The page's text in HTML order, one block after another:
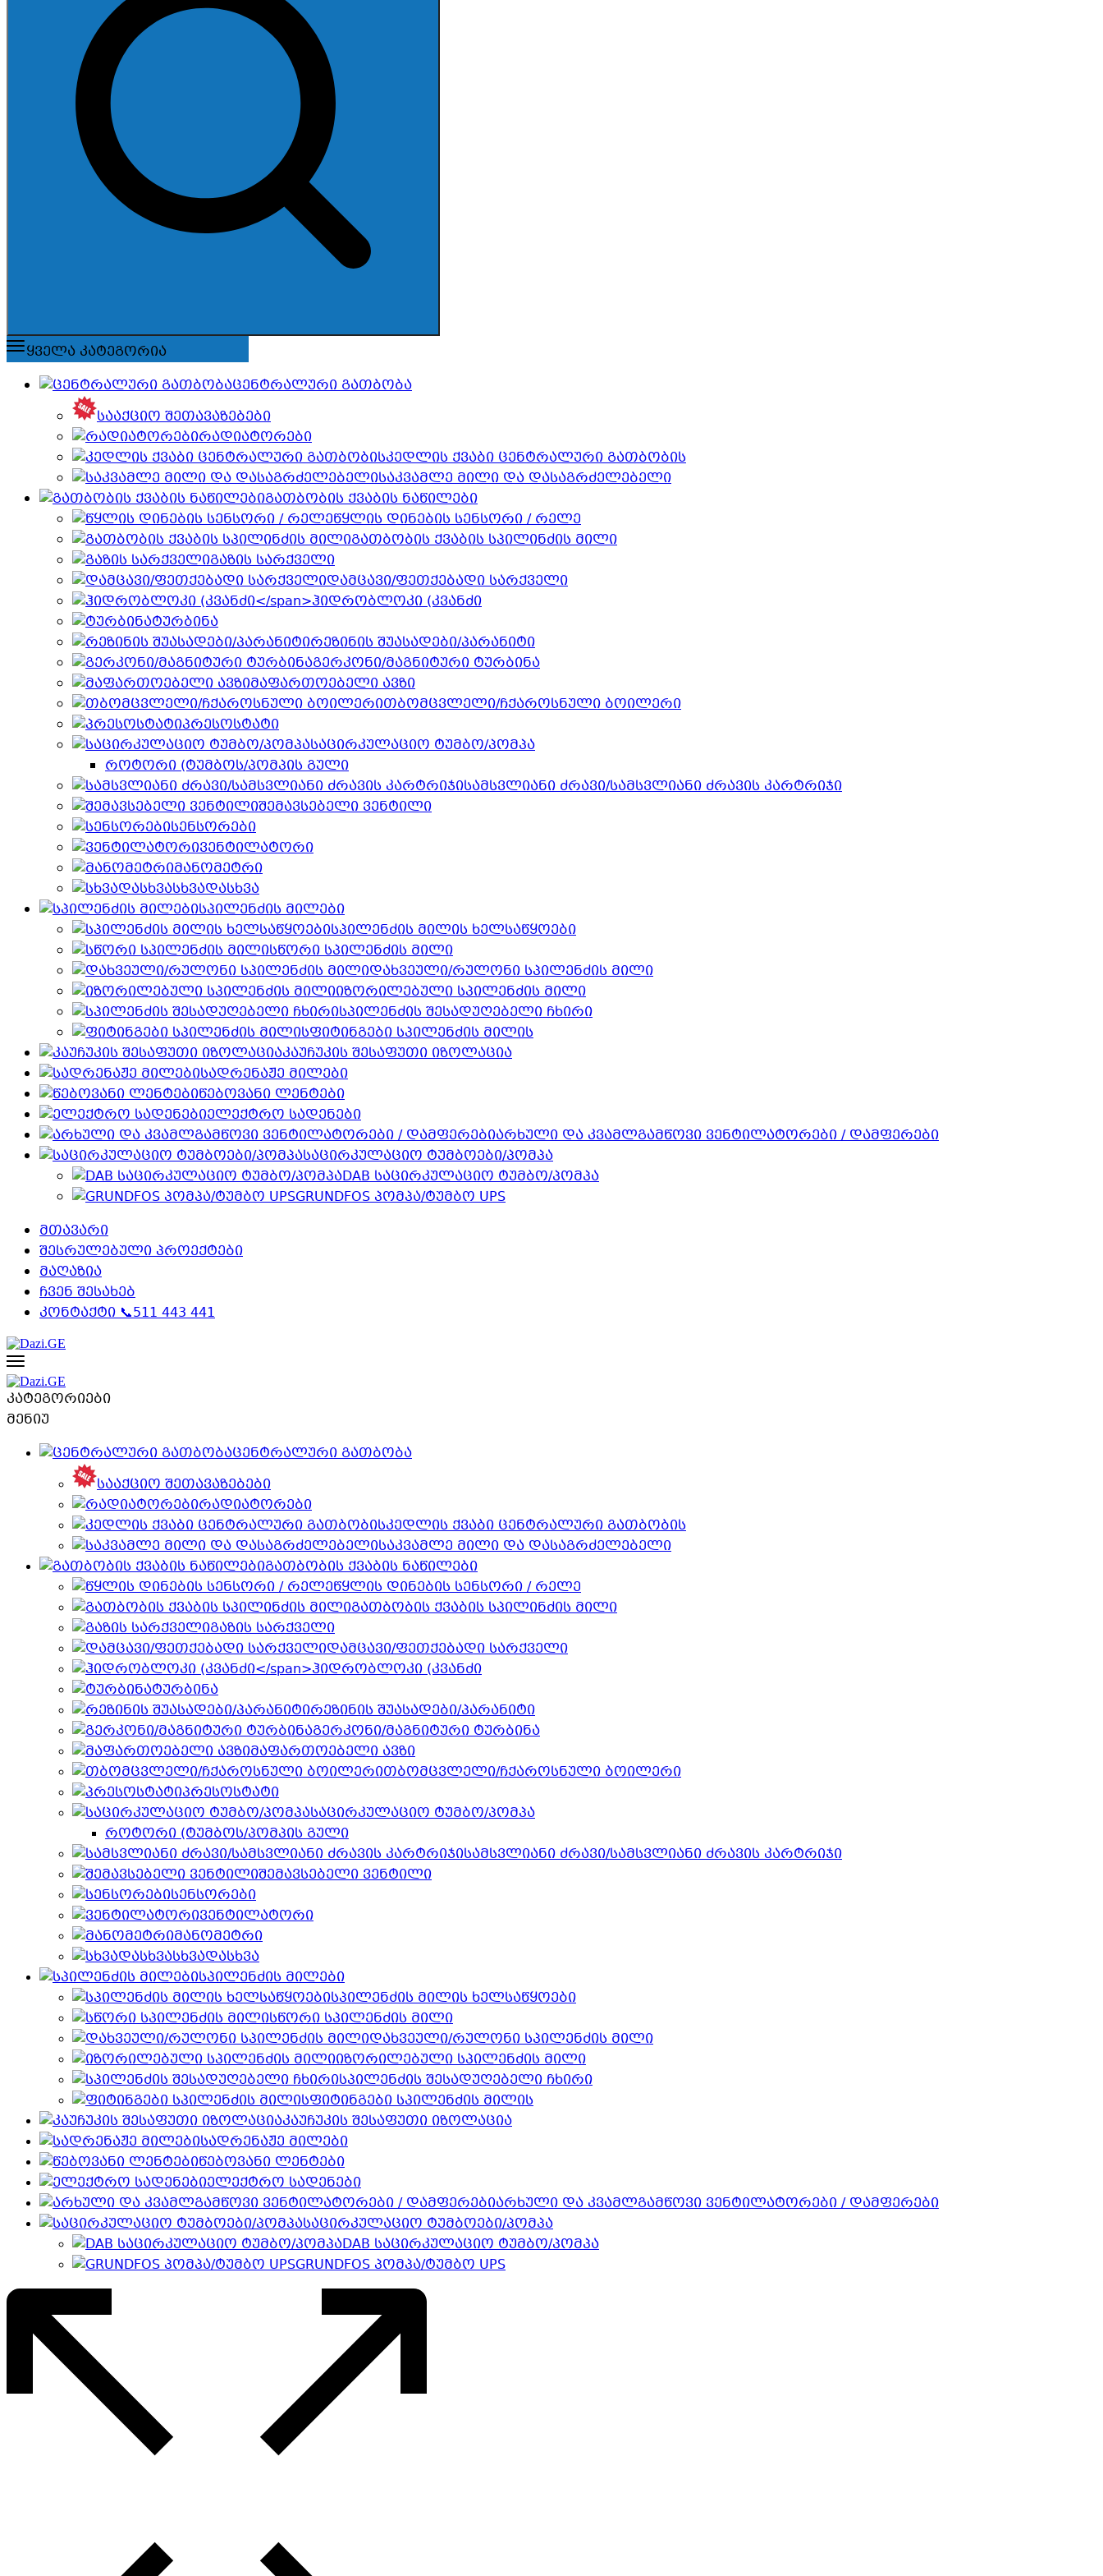
ყველა კატეგორია
ცენტრალური გათბობა
სააქციო შეთავაზებები
რადიატორები
კედლის ქვაბი ცენტრალური გათბობის
საკვამლე მილი და დასაგრძელებელი
გათბობის ქვაბის ნაწილები
წყლის დინების სენსორი / რელე
გათბობის ქვაბის სპილინძის მილი
გაზის სარქველი
დამცავი/ფეთქებადი სარქველი
ჰიდრობლოკი (კვანძი
ტურბინა
რეზინის შუასადები/პარანიტი
გერკონი/მაგნიტური ტურბინა
მაფართოებელი ავზი
თბომცვლელი/ჩქაროსნული ბოილერი
პრესოსტატი
საცირკულაციო ტუმბო/პომპა
როტორი (ტუმბოს/პომპის გული
სამსვლიანი ძრავი/სამსვლიანი ძრავის კარტრიჯი
შემავსებელი ვენტილი
სენსორები
ვენტილატორი
მანომეტრი
სხვადასხვა
სპილენძის მილები
სპილენძის მილის ხელსაწყოები
სწორი სპილენძის მილი
დახვეული/რულონი სპილენძის მილი
იზორილებული სპილენძის მილი
სპილენძის შესადუღებელი ჩხირი
ფიტინგები სპილენძის მილის
კაუჩუკის შესაფუთი იზოლაცია
სადრენაჟე მილები
წებოვანი ლენტები
ელექტრო სადენები
არხული და კვამლგამწოვი ვენტილატორები / დამფერები
საცირკულაციო ტუმბოები/პომპა
DAB საცირკულაციო ტუმბო/პომპა
GRUNDFOS პომპა/ტუმბო UPS
მთავარი
შესრულებული პროექტები
მაღაზია
ჩვენ შესახებ
კონტაქტი 📞511 443 441
კატეგორიები
მენიუ
ცენტრალური გათბობა
სააქციო შეთავაზებები
რადიატორები
კედლის ქვაბი ცენტრალური გათბობის
საკვამლე მილი და დასაგრძელებელი
გათბობის ქვაბის ნაწილები
წყლის დინების სენსორი / რელე
გათბობის ქვაბის სპილინძის მილი
გაზის სარქველი
დამცავი/ფეთქებადი სარქველი
ჰიდრობლოკი (კვანძი
ტურბინა
რეზინის შუასადები/პარანიტი
გერკონი/მაგნიტური ტურბინა
მაფართოებელი ავზი
თბომცვლელი/ჩქაროსნული ბოილერი
პრესოსტატი
საცირკულაციო ტუმბო/პომპა
როტორი (ტუმბოს/პომპის გული
სამსვლიანი ძრავი/სამსვლიანი ძრავის კარტრიჯი
შემავსებელი ვენტილი
სენსორები
ვენტილატორი
მანომეტრი
სხვადასხვა
სპილენძის მილები
სპილენძის მილის ხელსაწყოები
სწორი სპილენძის მილი
დახვეული/რულონი სპილენძის მილი
იზორილებული სპილენძის მილი
სპილენძის შესადუღებელი ჩხირი
ფიტინგები სპილენძის მილის
კაუჩუკის შესაფუთი იზოლაცია
სადრენაჟე მილები
წებოვანი ლენტები
ელექტრო სადენები
არხული და კვამლგამწოვი ვენტილატორები / დამფერები
საცირკულაციო ტუმბოები/პომპა
DAB საცირკულაციო ტუმბო/პომპა
GRUNDFOS პომპა/ტუმბო UPS